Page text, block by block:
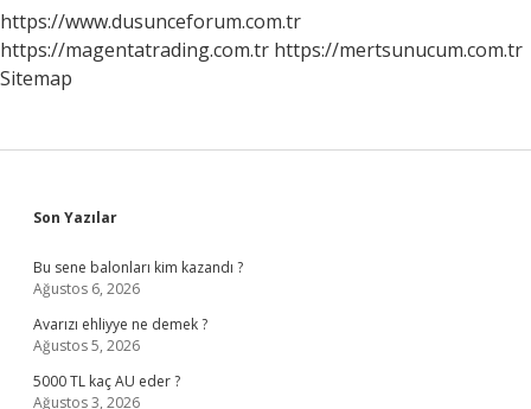
https://www.dusunceforum.com.tr
https://magentatrading.com.tr https://mertsunucum.com.tr
Sitemap
Sidebar
Son Yazılar
Bu sene balonları kim kazandı ?
Ağustos 6, 2026
Avarızı ehliyye ne demek ?
Ağustos 5, 2026
5000 TL kaç AU eder ?
Ağustos 3, 2026